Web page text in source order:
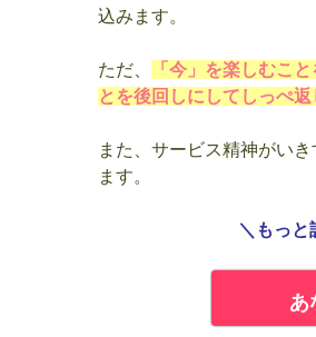
込みます。
ただ、 「今」を楽しむこ
とを後回しにしてしっぺ返
また、サービス精神がいき
ます。
＼もっと
あ